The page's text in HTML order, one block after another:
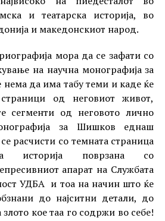
и театарска историја, во
и македонскиот народ.
мора да се зафати со
на научна монографија за
да има табу теми и каде ќе
од неговиот живот,
сегменти од неговото лично
за Шишков еднаш
расчисти со темната страница
историја поврзана со
апарат на Службата
УДБА и тоа на начин што ќе
до најситни детали, до
кое таа го содржи во себе!